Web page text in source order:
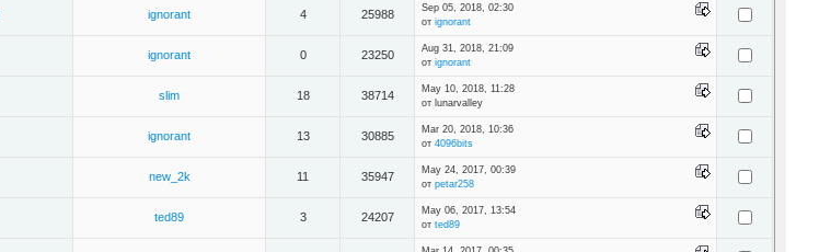
ignorant 4 25988
Sep 05, 2018, 02:30
от ignorant
ignorant 0 23250
Aug 31, 2018, 21:09
от ignorant
slim 18 38714
May 10, 2018, 11:28
от lunarvalley
ignorant 13 30885
Mar 20, 2018, 10:36
от 4096bits
new_2k 11 35947
May 24, 2017, 00:39
от petar258
ted89 3 24207
May 06, 2017, 13:54
от ted89